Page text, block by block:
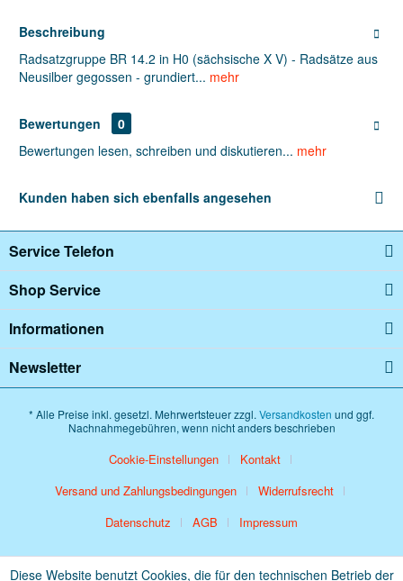
Beschreibung
Radsatzgruppe BR 14.2 in H0 (sächsische X V) - Radsätze aus
Neusilber gegossen - grundiert... mehr
Bewertungen
0
Bewertungen lesen, schreiben und diskutieren... mehr
Kunden haben sich ebenfalls angesehen
Service Telefon
Shop Service
Informationen
Newsletter
* Alle Preise inkl. gesetzl. Mehrwertsteuer zzgl. Versandkosten und ggf.
Nachnahmegebühren, wenn nicht anders beschrieben
Cookie-Einstellungen
Kontakt
Versand und Zahlungsbedingungen
Widerrufsrecht
Datenschutz
AGB Impressum
Diese Website benutzt Cookies, die für den technischen Betrieb der